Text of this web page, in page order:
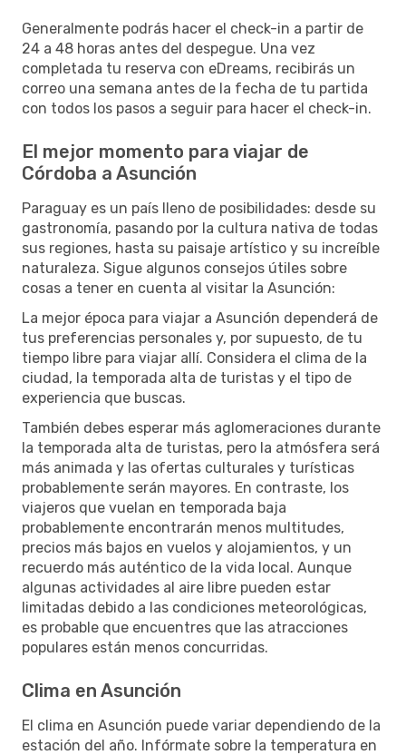
Generalmente podrás hacer el check-in a partir de
24 a 48 horas antes del despegue. Una vez
completada tu reserva con eDreams, recibirás un
correo una semana antes de la fecha de tu partida
con todos los pasos a seguir para hacer el check-in.
El mejor momento para viajar de
Córdoba a Asunción
Paraguay es un país lleno de posibilidades: desde su
gastronomía, pasando por la cultura nativa de todas
sus regiones, hasta su paisaje artístico y su increíble
naturaleza. Sigue algunos consejos útiles sobre
cosas a tener en cuenta al visitar la Asunción:
La mejor época para viajar a Asunción dependerá de
tus preferencias personales y, por supuesto, de tu
tiempo libre para viajar allí. Considera el clima de la
ciudad, la temporada alta de turistas y el tipo de
experiencia que buscas.
También debes esperar más aglomeraciones durante
la temporada alta de turistas, pero la atmósfera será
más animada y las ofertas culturales y turísticas
probablemente serán mayores. En contraste, los
viajeros que vuelan en temporada baja
probablemente encontrarán menos multitudes,
precios más bajos en vuelos y alojamientos, y un
recuerdo más auténtico de la vida local. Aunque
algunas actividades al aire libre pueden estar
limitadas debido a las condiciones meteorológicas,
es probable que encuentres que las atracciones
populares están menos concurridas.
Clima en Asunción
El clima en Asunción puede variar dependiendo de la
estación del año. Infórmate sobre la temperatura en